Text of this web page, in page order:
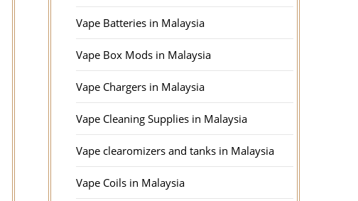
Vape Batteries in Malaysia
Vape Box Mods in Malaysia
Vape Chargers in Malaysia
Vape Cleaning Supplies in Malaysia
Vape clearomizers and tanks in Malaysia
Vape Coils in Malaysia